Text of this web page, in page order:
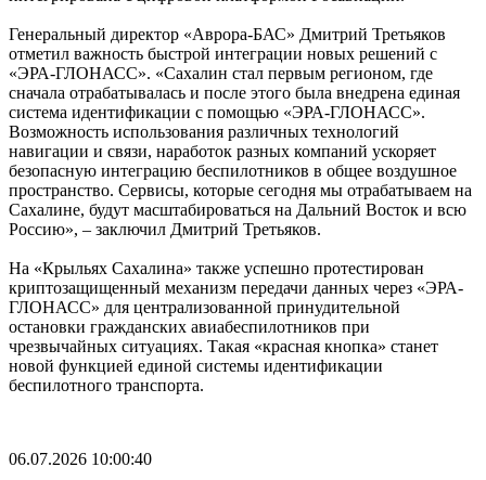
Генеральный директор «Аврора-БАС» Дмитрий Третьяков
отметил важность быстрой интеграции новых решений с
«ЭРА-ГЛОНАСС». «Сахалин стал первым регионом, где
сначала отрабатывалась и после этого была внедрена единая
система идентификации с помощью «ЭРА-ГЛОНАСС».
Возможность использования различных технологий
навигации и связи, наработок разных компаний ускоряет
безопасную интеграцию беспилотников в общее воздушное
пространство. Сервисы, которые сегодня мы отрабатываем на
Сахалине, будут масштабироваться на Дальний Восток и всю
Россию», – заключил Дмитрий Третьяков.
На «Крыльях Сахалина» также успешно протестирован
криптозащищенный механизм передачи данных через «ЭРА-
ГЛОНАСС» для централизованной принудительной
остановки гражданских авиабеспилотников при
чрезвычайных ситуациях. Такая «красная кнопка» станет
новой функцией единой системы идентификации
беспилотного транспорта.
06.07.2026 10:00:40